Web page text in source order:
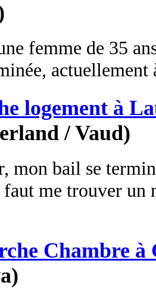
femme de 35
actuellement
logement à
/ Vaud)
mon bail se
me trouver un
Chambre à